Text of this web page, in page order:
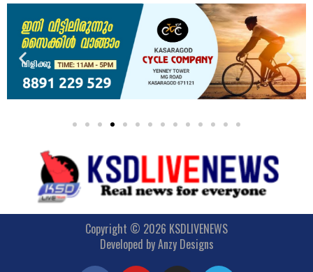
Copyright © 2026 KSDLIVENEWS
Developed byAnzy Designs